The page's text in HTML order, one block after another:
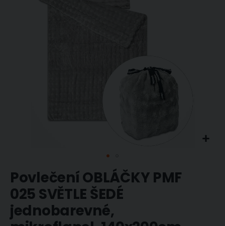
na
začátek
galerie
s
obrázky
Povlečení OBLÁČKY PMF
025 SVĚTLE ŠEDÉ
jednobarevné,